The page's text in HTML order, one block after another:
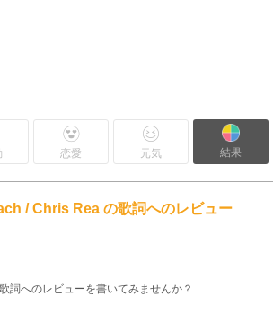
恋愛 元気 結果
/ Chris Rea の歌詞へのレビュー
詞へのレビューを書いてみませんか？